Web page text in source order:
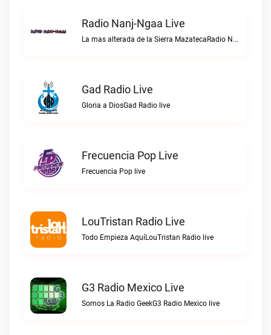
Radio Nanj-Ngaa Live
La mas alterada de la Sierra MazatecaRadio Nanj-Ngaa live
Gad Radio Live
Gloria a DiosGad Radio live
Frecuencia Pop Live
Frecuencia Pop live
LouTristan Radio Live
Todo Empieza AquíLouTristan Radio live
G3 Radio Mexico Live
Somos La Radio GeekG3 Radio Mexico live